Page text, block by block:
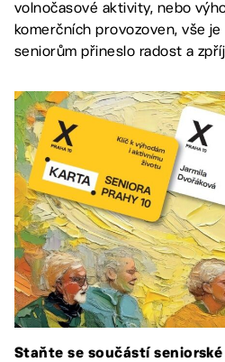
volnočasové aktivity, nebo
komerčních provozoven, vše
seniorům přineslo radost a
Staňte se součástí